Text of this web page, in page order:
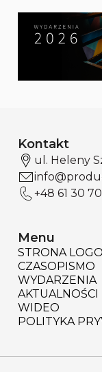
Kontakt
ul. Heleny
+48 61 30
Menu
STRONA
CZASOPISMO
WYDARZENIA
AKTUALNOŚCI
WIDEO
POLITYKA